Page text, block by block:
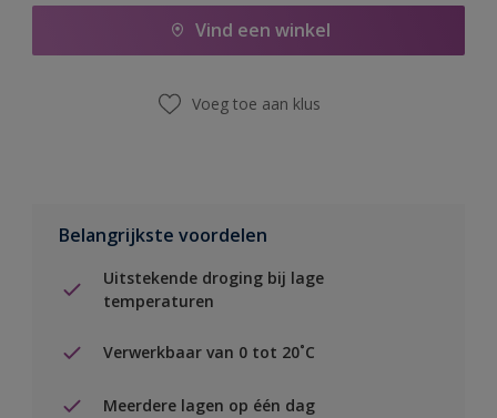
Vind een winkel
Voeg toe aan klus
Belangrijkste voordelen
Uitstekende droging bij lage
temperaturen
Verwerkbaar van 0 tot 20˚C
Meerdere lagen op één dag